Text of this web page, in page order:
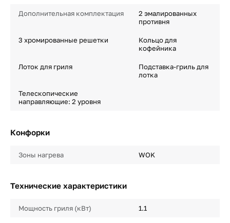
Дополнительная комплектация
2 эмалированных
противня
3 хромированные решетки
Кольцо для
кофейника
Лоток для гриля
Подставка-гриль для
лотка
Телескопические
направляющие: 2 уровня
Конфорки
Зоны нагрева WOK
Технические характеристики
Мощность гриля (кВт) 1.1